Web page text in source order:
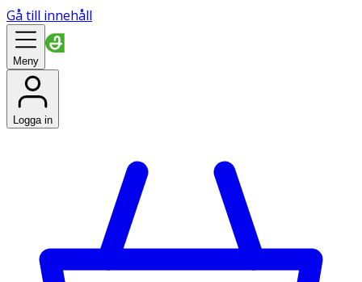
Gå till innehåll
Meny
Logga in